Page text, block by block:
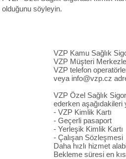
olduğunu söyleyin.
VZP Kamu Sağlık
VZP Müşteri
VZP telefon
veya info@vzp.cz
VZP Özel Sağlık
ederken aşağıdakileri
- VZP Kimlik Kartı
- Geçerli pasaport
- Yerleşik Kimlik Kartı
- Çalışan Sözleşmesi
Daha hızlı hizmet
Bekleme süresi en